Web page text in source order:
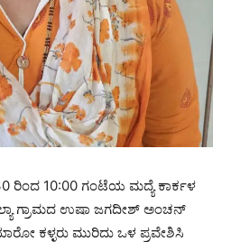
ರಿಂದ 10:00 ಗಂಟೆಯ ಮದ್ಯೆ ಕಾರ್ಕಳ
ಗ್ರಾಮದ ಉಷಾ ಜಗದೀಶ್ ಅಂಚನ್
ಕಳ್ಳರು ಮುರಿದು ಒಳ ಪ್ರವೇಶಿಸಿ